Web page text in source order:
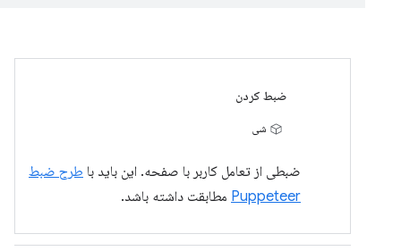
ضبط کردن
شی
ضبطی از تعامل کاربر با صفحه. این باید با طرح ضبط
Puppeteer مطابقت داشته باشد.